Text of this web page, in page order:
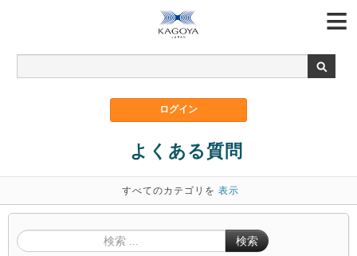
よくある質問
すべてのカテゴリを 表示
検索